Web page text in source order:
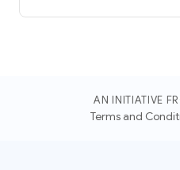
AN INITIATIVE
Terms and